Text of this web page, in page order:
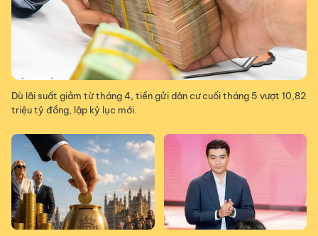
Dù lãi suất giảm từ tháng 4, tiền gửi dân cư cuối tháng 5 vượt 10,82
triệu tỷ đồng, lập kỷ lục mới.